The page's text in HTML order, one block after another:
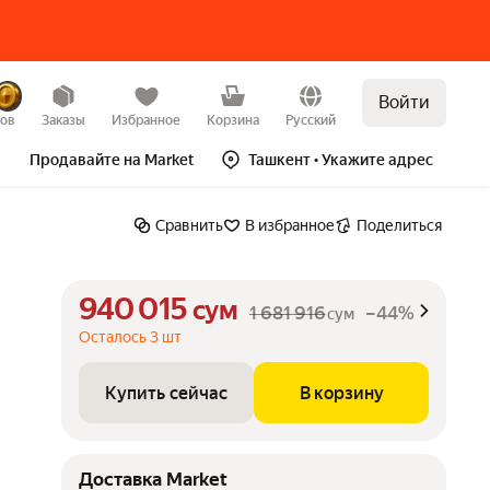
Заказы Избранное Корзина Русский
Войти
Продавайте на Market Ташкент• Укажите адрес
Сравнить В избранное Поделиться
940 015сум 1 681 916сум –44%
Осталось 3 шт
Купить сейчас В корзину
Купить сейчас В корзину
Доставка Market